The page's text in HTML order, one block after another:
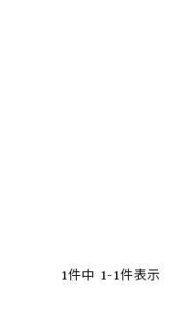
1件中 1-1件表示